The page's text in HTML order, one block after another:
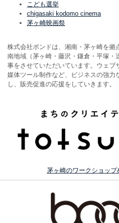
こども選挙
chigasaki kodomo cinema
茅ヶ崎映画祭
株式会社ボンドは、湘南・茅ヶ崎を拠
南地域（茅ヶ崎・藤沢・鎌倉・平塚・
事をさせていただいています。ウェブ
媒体ツール制作など、ビジネスの強力
し、販売促進の応援をしていきます。
茅ヶ崎のワークショップ